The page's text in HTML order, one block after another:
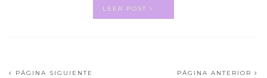
LEER POST
PÁGINA SIGUIENTE PÁGINA ANTERIOR